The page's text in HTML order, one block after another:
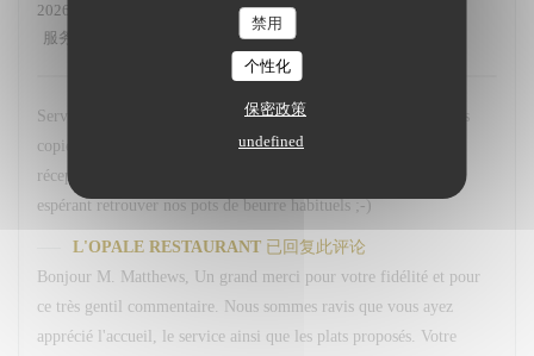
禁用
个性化
保密政策
undefined
2026-07-28
服务
/5 质价比
Service avenant et personnel souriant. Plats simples choisis mais
copieux. Merci Léa pour le service. Merci a hugo au bar et
réception. Nous reviendrons comme d habitude A la 113. En
espérant retrouver nos pots de beurre habituels ;-)
L'OPALE RESTAURANT 已回复此评论
Bonjour M. Matthews, Un grand merci pour votre fidélité et pour
ce très gentil commentaire. Nous sommes ravis que vous ayez
apprécié l'accueil, le service ainsi que les plats proposés. Votre